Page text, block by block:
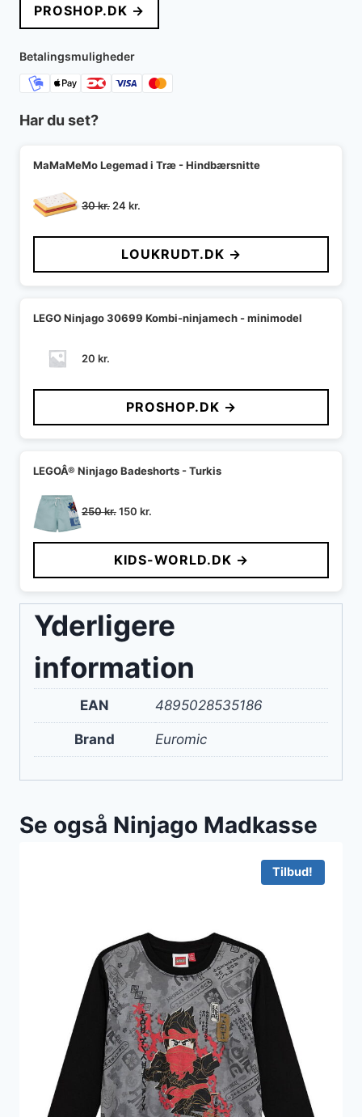
var:
140 kr..
er:
126 kr..
PROSHOP.DK →
Betalingsmuligheder
Har du set?
MaMaMeMo Legemad i Træ - Hindbærsnitte
30kr. Den
pris
var:
30 kr..
24 kr.
pris
er:
24 kr..
LOUKRUDT.DK →
LEGO Ninjago 30699 Kombi-ninjamech - minimodel
20 kr.
PROSHOP.DK →
LEGOÂ® Ninjago Badeshorts - Turkis
250kr.Den
pris
var:
250 kr..
150 kr.
pris
er:
150 kr..
KIDS-WORLD.DK →
Yderligere
information
EAN 4895028535186
Brand Euromic
Se også Ninjago Madkasse
Tilbud!